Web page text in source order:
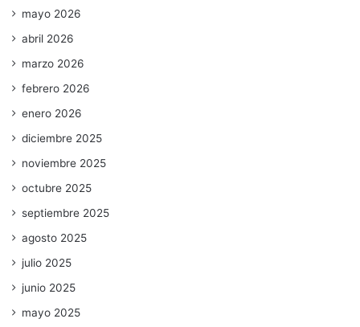
mayo 2026
abril 2026
marzo 2026
febrero 2026
enero 2026
diciembre 2025
noviembre 2025
octubre 2025
septiembre 2025
agosto 2025
julio 2025
junio 2025
mayo 2025